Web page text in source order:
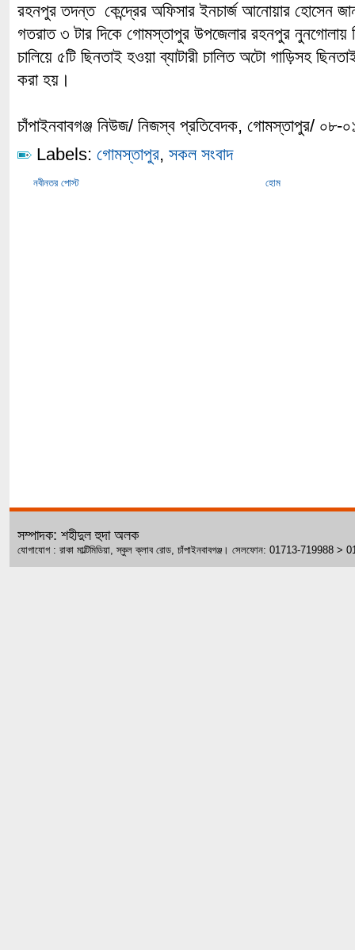
রহনপুর তদন্ত কেন্দ্রের অফিসার ইনচার্জ আনোয়ার হোসেন
গতরাত ৩ টার দিকে গোমস্তাপুর উপজেলার রহনপুর নুনগোলায়
চালিয়ে ৫টি ছিনতাই হওয়া ব্যাটারী চালিত অটো গাড়িসহ
করা হয়।
চাঁপাইনবাবগঞ্জ নিউজ/ নিজস্ব প্রতিবেদক, গোমস্তাপুর/ ০৮-
Labels: গোমস্তাপুর, সকল সংবাদ
নবীনতর পোস্ট হোম
সম্পাদক: শহীদুল হুদা অলক
যোগাযোগ : রাকা মাল্টিমিডিয়া, স্কুল ক্লাব রোড, চাঁপাইনবাবগঞ্জ। সেলফোন: 01713-